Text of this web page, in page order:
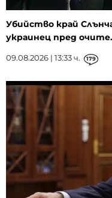
Убийство край
украинец пред
09.08.2026 | 13:33 ч. 179